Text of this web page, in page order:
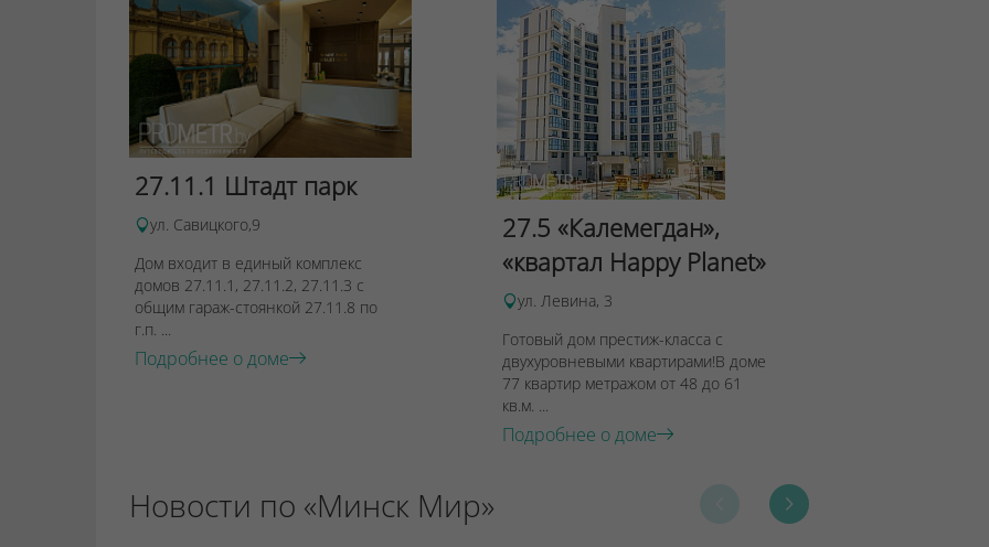
27.11.1 Штадт парк
ул. Савицкого,9
Дом входит в единый комплекс
домов 27.11.1, 27.11.2, 27.11.3 с
общим гараж-стоянкой 27.11.8 по
г.п. ...
Подробнее о доме
27.5 «Калемегдан»,
«квартал Happy Planet»
ул. Левина, 3
Готовый дом престиж-класса с
двухуровневыми квартирами!В доме
77 квартир метражом от 48 до 61
кв.м. ...
Подробнее о доме
Новости по «Минск Мир»